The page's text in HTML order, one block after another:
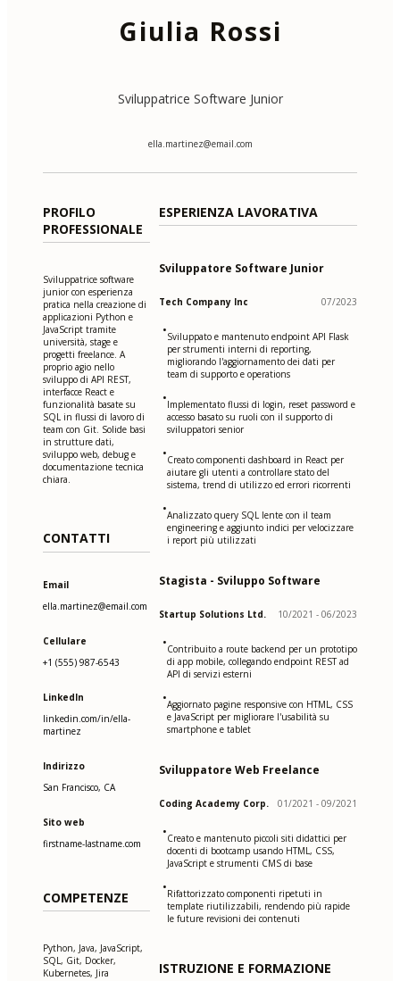
Giulia Rossi
Sviluppatrice Software Junior
ella.martinez@email.com
PROFILO
PROFESSIONALE
Sviluppatrice software
junior con esperienza
pratica nella creazione di
applicazioni Python e
JavaScript tramite
università, stage e
progetti freelance. A
proprio agio nello
sviluppo di API REST,
interfacce React e
funzionalità basate su
SQL in flussi di lavoro di
team con Git. Solide basi
in strutture dati,
sviluppo web, debug e
documentazione tecnica
chiara.
CONTATTI
Email
ella.martinez@email.com
Cellulare
+1 (555) 987-6543
LinkedIn
linkedin.com/in/ella-
martinez
Indirizzo
San Francisco, CA
Sito web
firstname-lastname.com
COMPETENZE
Python, Java, JavaScript,
SQL, Git, Docker,
Kubernetes, Jira
ESPERIENZA LAVORATIVA
Sviluppatore Software Junior
Tech Company Inc 07/2023
•Sviluppato e mantenuto endpoint API Flask
per strumenti interni di reporting,
migliorando l'aggiornamento dei dati per
team di supporto e operations
•Implementato flussi di login, reset password e
accesso basato su ruoli con il supporto di
sviluppatori senior
•Creato componenti dashboard in React per
aiutare gli utenti a controllare stato del
sistema, trend di utilizzo ed errori ricorrenti
•Analizzato query SQL lente con il team
engineering e aggiunto indici per velocizzare
i report più utilizzati
Stagista - Sviluppo Software
Startup Solutions Ltd. 10/2021 - 06/2023
•Contribuito a route backend per un prototipo
di app mobile, collegando endpoint REST ad
API di servizi esterni
•Aggiornato pagine responsive con HTML, CSS
e JavaScript per migliorare l'usabilità su
smartphone e tablet
Sviluppatore Web Freelance
Coding Academy Corp. 01/2021 - 09/2021
•Creato e mantenuto piccoli siti didattici per
docenti di bootcamp usando HTML, CSS,
JavaScript e strumenti CMS di base
•Rifattorizzato componenti ripetuti in
template riutilizzabili, rendendo più rapide
le future revisioni dei contenuti
ISTRUZIONE E FORMAZIONE